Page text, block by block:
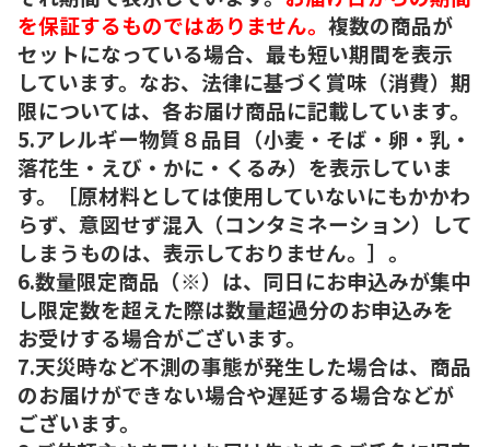
を保証するものではありません。 複数の商品が
セットになっている場合、最も短い期間を表示
しています。なお、法律に基づく賞味（消費）期
限については、各お届け商品に記載しています。
5.アレルギー物質８品目（小麦・そば・卵・乳・
落花生・えび・かに・くるみ）を表示していま
す。［原材料としては使用していないにもかかわ
らず、意図せず混入（コンタミネーション）して
しまうものは、表示しておりません。］。
6.数量限定商品（※）は、同日にお申込みが集中
し限定数を超えた際は数量超過分のお申込みを
お受けする場合がございます。
7.天災時など不測の事態が発生した場合は、商品
のお届けができない場合や遅延する場合などが
ございます。